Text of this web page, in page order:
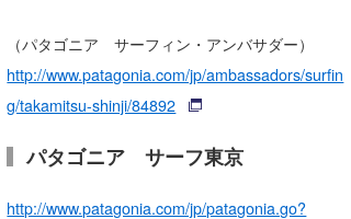
（パタゴニア サーフィン・アンバサダー）
http://www.patagonia.com/jp/ambassadors/surfin
g/takamitsu-shinji/84892
パタゴニア サーフ東京
http://www.patagonia.com/jp/patagonia.go?
上田純子
上條将美
唐澤予報士
SancheZ